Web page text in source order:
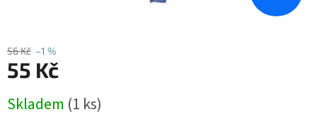
56 Kč –1 %
55 Kč
cena:
Skladem (1 ks)